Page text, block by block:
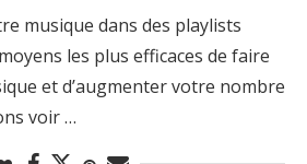
musique dans des playlists
les plus efficaces de faire
et d’augmenter votre nombre
voir …